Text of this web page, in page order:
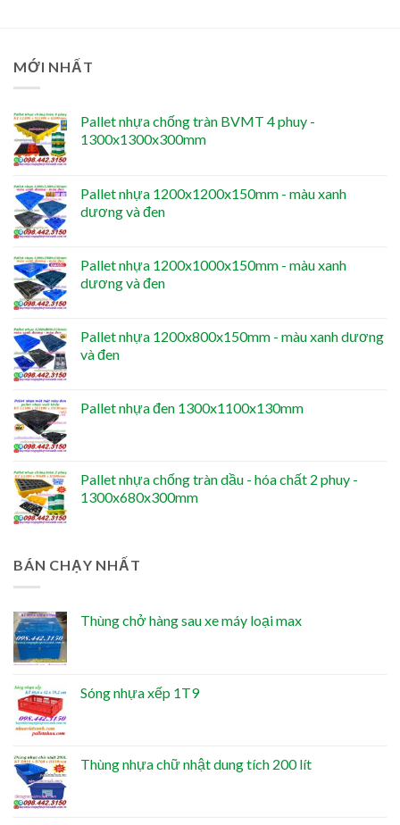
MỚI NHẤT
Pallet nhựa chống tràn BVMT 4 phuy -
1300x1300x300mm
Pallet nhựa 1200x1200x150mm - màu xanh
dương và đen
Pallet nhựa 1200x1000x150mm - màu xanh
dương và đen
Pallet nhựa 1200x800x150mm - màu xanh dương
và đen
Pallet nhựa đen 1300x1100x130mm
Pallet nhựa chống tràn dầu - hóa chất 2 phuy -
1300x680x300mm
BÁN CHẠY NHẤT
Thùng chở hàng sau xe máy loại max
Sóng nhựa xếp 1T9
Thùng nhựa chữ nhật dung tích 200 lít